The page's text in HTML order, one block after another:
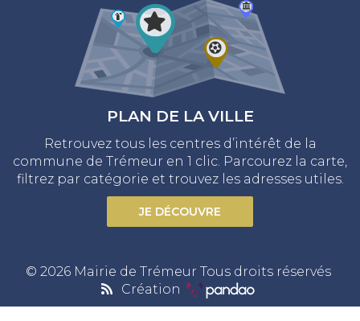
PLAN DE LA VILLE
Retrouvez tous les centres d’intérêt de la
commune de Trémeur en 1 clic. Parcourez la carte,
filtrez par catégorie et trouvez les adresses utiles.
JE DÉCOUVRE
© 2026 Mairie de Trémeur Tous droits réservés
Création